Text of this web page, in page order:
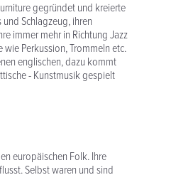
gegründet und kreierte
Schlagzeug, ihren
immer mehr in Richtung Jazz
Perkussion, Trommeln etc.
englischen, dazu kommt
- Kunstmusik gespielt
europäischen Folk. Ihre
Selbst waren und sind